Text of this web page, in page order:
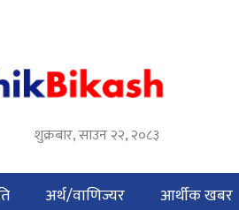
शुक्रबार, साउन २२, २०८३
अर्थ/वाणिज्यर आर्थीक खबर